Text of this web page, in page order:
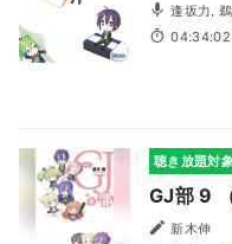
逢坂力, 鵜澤正太郎, 朝日奈丸佳, 本泉莉奈, 福緒唯, 水野
亜美, 柴田倫
04:34:02
聴き放題対象
GJ部 9
新木伸